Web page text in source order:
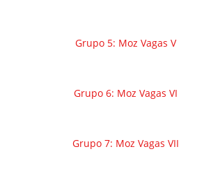
Grupo 5: Moz Vagas V
Grupo 6: Moz Vagas VI
Grupo 7: Moz Vagas VII